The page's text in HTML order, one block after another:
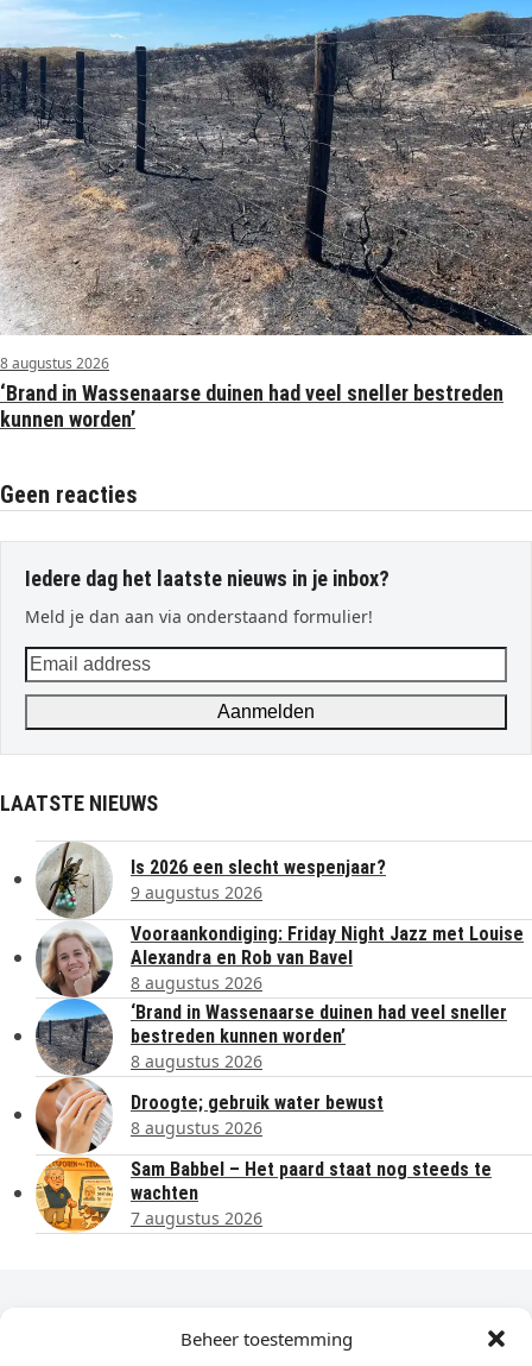
Beheer toestemming
8 augustus 2026
‘Brand in Wassenaarse duinen had veel sneller bestreden
kunnen worden’
Geen reacties
Iedere dag het laatste nieuws in je inbox?
Meld je dan aan via onderstaand formulier!
Email
address
Aanmelden
LAATSTE NIEUWS
Is 2026 een slecht wespenjaar?
9 augustus 2026
Vooraankondiging: Friday Night Jazz met Louise
Alexandra en Rob van Bavel
8 augustus 2026
‘Brand in Wassenaarse duinen had veel sneller
bestreden kunnen worden’
8 augustus 2026
Droogte; gebruik water bewust
8 augustus 2026
Sam Babbel – Het paard staat nog steeds te
wachten
7 augustus 2026
Dagelijks het laatste nieuws in je e-mail?